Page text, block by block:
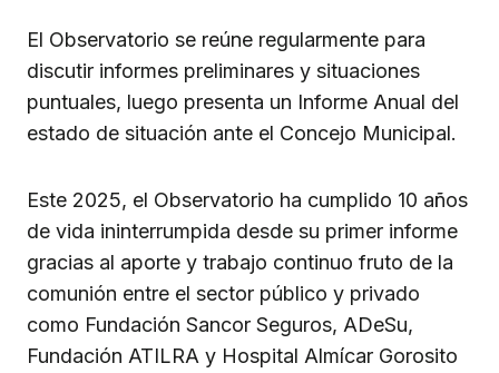
El Observatorio se reúne regularmente para
discutir informes preliminares y situaciones
puntuales, luego presenta un Informe Anual del
estado de situación ante el Concejo Municipal.
Este 2025, el Observatorio ha cumplido 10 años
de vida ininterrumpida desde su primer informe
gracias al aporte y trabajo continuo fruto de la
comunión entre el sector público y privado
como Fundación Sancor Seguros, ADeSu,
Fundación ATILRA y Hospital Almícar Gorosito